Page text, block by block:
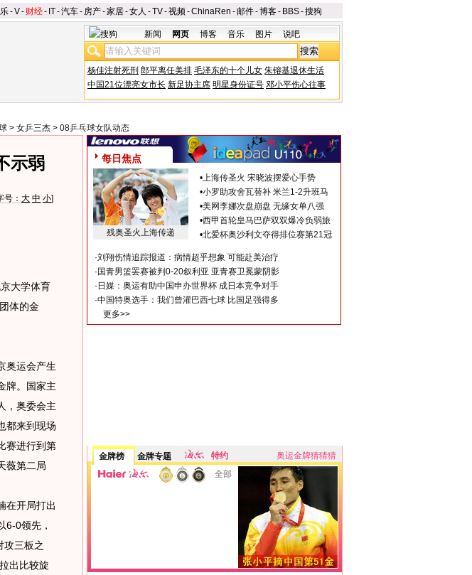
-V- 财经- IT-汽车- 房产-家居-女人 -TV-视频-ChinaRen -邮件-博客- BBS-搜狗
新闻 网页 博客 音乐 图片 说吧
杨佳注射死刑 郎平离任美排 毛泽东的十个儿女 朱镕基退休生活
中国21位漂亮女市长 新足协主席 明星身份证号 邓小平伤心往事
> 女乒三杰 > 08乒乓球女队动态
示弱
号： 大 中 小]
大学体育
体的金
奥运会产生
牌。国家主
，奥委会主
都来到现场
赛进行到第
薇第二局
开局打出
6-0领先，
攻三板之
出比较旋
每日焦点
残奥圣火上海传递
•上海传圣火 宋晓波摆爱心手势
•小罗助攻舍瓦替补 米兰1-2升班马
•美网李娜次盘崩盘 无缘女单八强
•西甲首轮皇马巴萨双双爆冷负弱旅
•北爱杯奥沙利文夺得排位赛第21冠
·刘翔伤情追踪报道：病情超乎想象 可能赴美治疗
· 国青男篮罢赛被判0-20叙利亚 亚青赛卫冕蒙阴影
· 日媒：奥运有助中国申办世界杯 成日本竞争对手
·中国特奥选手：我们曾灌巴西七球 比国足强得多
更多>>
金牌榜 金牌专题 特约
奥运金牌猜猜猜
全部